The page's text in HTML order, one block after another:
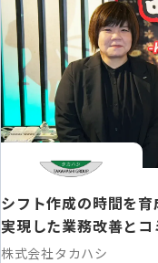
シフト作成の時間を
実現した業務改善と
株式会社タカハシ